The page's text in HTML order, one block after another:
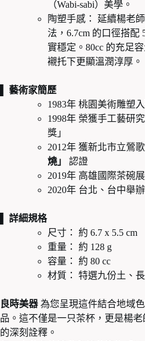
（Wabi-sabi）美學。
陶塑手感： 延續楊老
法，6.7cm 的口徑搭配
實穩定。80cc 的充足
襯托下更顯溫潤淳厚。
▌ 藝術家簡歷
1983年 桃園美術雕塑
1998年 榮獲手工藝研
獎」
2012年 獲新北市立鶯
燒」
認證
2019年 高雄國際茶碗
2020年 台北、台中舉
▌ 詳細規格
尺寸： 約 6.7 x 5.5 cm
重量： 約 128 g
容量： 約 80 cc
材質： 特選九份土、
良時美器 為您呈現這件結合地域
品。這不僅是一只茶杯，更是楊
的深刻詮釋。